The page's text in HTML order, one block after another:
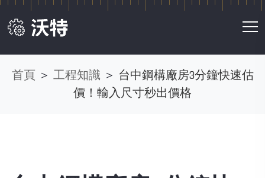
首頁 ＞ 工程知識 ＞ 台中鋼構廠房3分鐘快速估
價！輸入尺寸秒出價格